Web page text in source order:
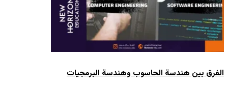
الفرق بين هندسة الحاسوب وهندسة البرمجيات